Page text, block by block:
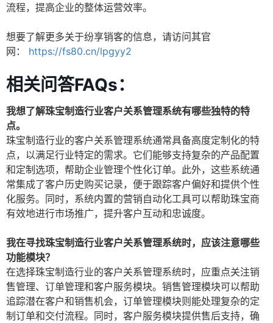
流程，提高企业的整体运营效率。
想要了解更多关于纷享销客的信息，请访问其官
网：
https://fs80.cn/lpgyy2
相关问答FAQs：
我想了解珠宝制造行业客户关系管理系统有哪些独特的特
点。
珠宝制造行业的客户关系管理系统通常具备高度定制化的特
点，以满足行业特定的需求。它们能够支持复杂的产品配置
和定制选项，帮助企业管理个性化订单。此外，这些系统通
常集成了客户历史购买记录，便于跟踪客户偏好和提供个性
化服务。同时，系统内置的营销自动化工具可以帮助珠宝商
有效地进行市场推广，提升客户互动和忠诚度。
我在寻找珠宝制造行业客户关系管理系统时，应该注意哪些
功能模块？
在选择珠宝制造行业的客户关系管理系统时，应重点关注销
售管理、订单管理和客户服务模块。销售管理模块可以帮助
追踪潜在客户和销售机会，订单管理模块则能处理复杂的定
制订单和交付流程。同时，客户服务模块提供售后支持，确